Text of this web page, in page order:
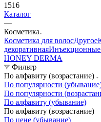
1516
Каталог
—
Косметика
Косметика для волосДругое
декоративнаяИнъекционные
HONEY DERMA
Фильтр
По алфавиту (возрастание)
По популярности
По популярности
По алфавиту (убывание)
По алфавиту (возрастание)
По цене (убывание)